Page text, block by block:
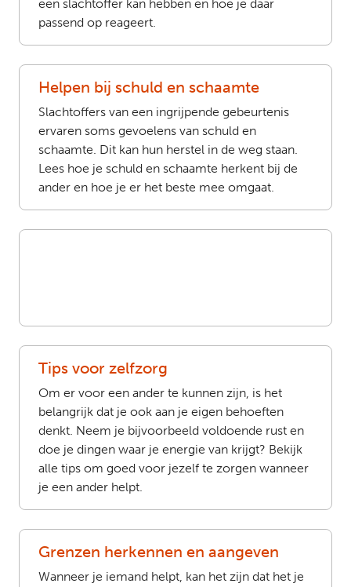
een slachtoffer kan hebben en hoe je daar
passend op reageert.
Helpen bij schuld en schaamte
Slachtoffers van een ingrijpende gebeurtenis
ervaren soms gevoelens van schuld en
schaamte. Dit kan hun herstel in de weg staan.
Lees hoe je schuld en schaamte herkent bij de
ander en hoe je er het beste mee omgaat.
Tips voor zelfzorg
Om er voor een ander te kunnen zijn, is het
belangrijk dat je ook aan je eigen behoeften
denkt. Neem je bijvoorbeeld voldoende rust en
doe je dingen waar je energie van krijgt? Bekijk
alle tips om goed voor jezelf te zorgen wanneer
je een ander helpt.
Grenzen herkennen en aangeven
Wanneer je iemand helpt, kan het zijn dat het je